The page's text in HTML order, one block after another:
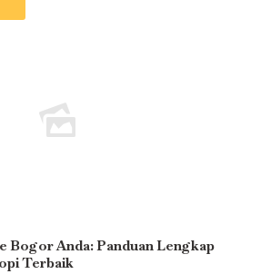
Bogor Anda: Panduan Lengkap
Terbaik